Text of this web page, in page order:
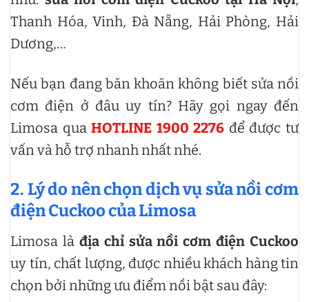
Thanh Hóa, Vinh, Đà Nẵng, Hải Phòng, Hải
Dương,…
Nếu bạn đang băn khoăn không biết sửa nồi
cơm điện ở đâu uy tín? Hãy gọi ngay đến
Limosa quaHOTLINE 1900 2276 để được tư
vấn và hỗ trợ nhanh nhất nhé.
2. Lý do nên chọn dịch vụ sửa nồi cơm
điện Cuckoo của Limosa
Limosa là địa chỉ sửa nồi cơm điện Cuckoo
uy tín, chất lượng, được nhiều khách hàng tin
chọn bởi những ưu điểm nồi bật sau đây: